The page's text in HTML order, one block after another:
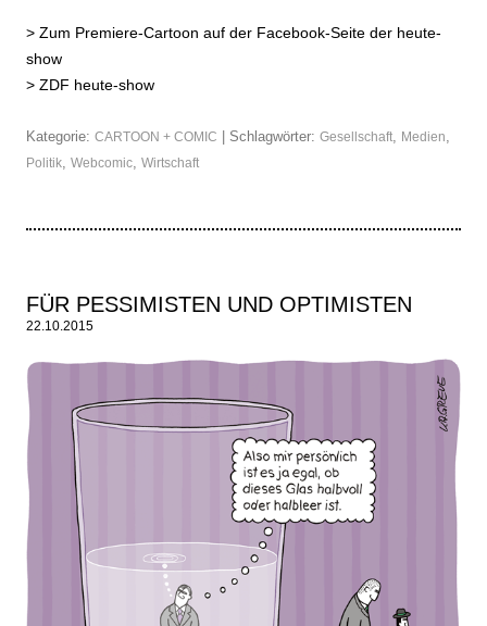
> Zum Premiere-Cartoon auf der Facebook-Seite der heute-
show
> ZDF heute-show
Kategorie: CARTOON + COMIC | Schlagwörter: Gesellschaft, Medien,
Politik, Webcomic, Wirtschaft
FÜR PESSIMISTEN UND OPTIMISTEN
22.10.2015